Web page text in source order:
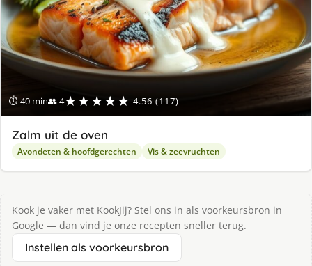
⏱ 40 min👥 4★★★★★ 4.56 (117)
Zalm uit de oven
Avondeten & hoofdgerechten Vis & zeevruchten
Kook je vaker met KookJij? Stel ons in als voorkeursbron in
Google — dan vind je onze recepten sneller terug.
Instellen als voorkeursbron